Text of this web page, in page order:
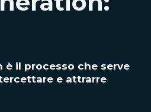
è il processo che serve
e attrarre